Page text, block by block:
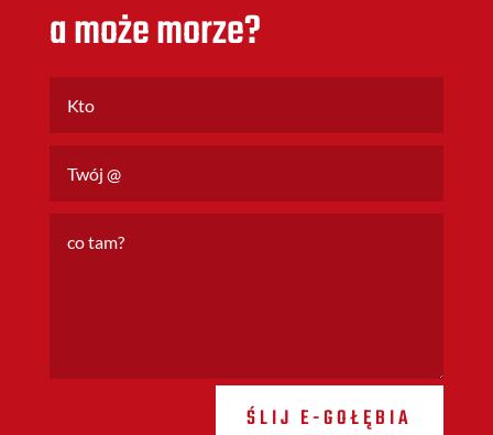
a może morze?
ŚLIJ E-GOŁĘBIA